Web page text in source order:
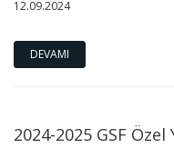
12.09.2024
DEVAMI
2024-2025 GSF Özel